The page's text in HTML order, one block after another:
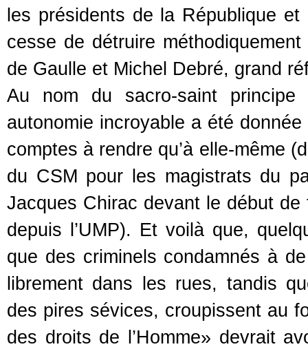
les présidents de la République
cesse de détruire
de Gaulle et Michel Debré, grand
Au nom du sacro-saint
autonomie incroyable a été
comptes à rendre qu’à elle-même
du CSM pour les magistrats du
Jacques Chirac devant le début
depuis l’UMP). Et voilà que,
que des criminels condamnés à
librement dans les rues, tandis
des pires sévices, croupissent au
des droits de l’Homme» devrait